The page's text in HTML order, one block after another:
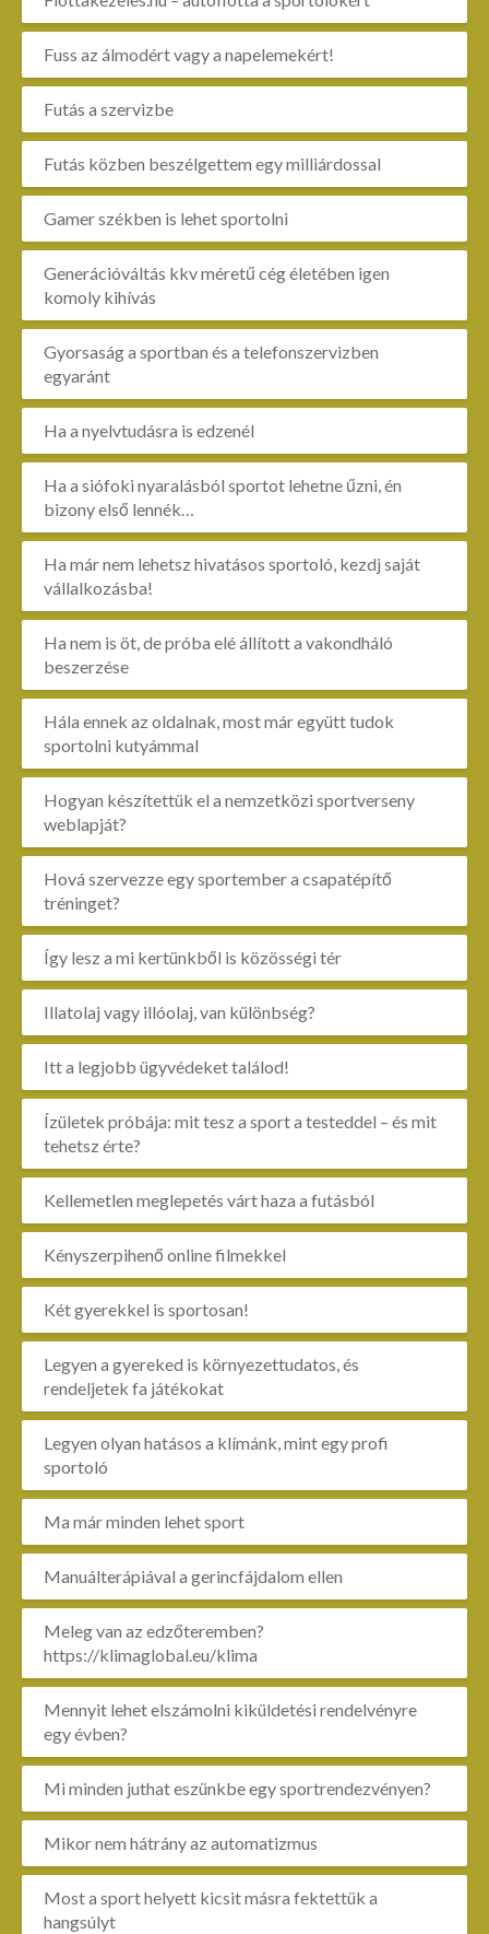
Fuss az álmodért vagy a napelemekért!
Futás a szervizbe
Futás közben beszélgettem egy milliárdossal
Gamer székben is lehet sportolni
Generációváltás kkv méretű cég életében igen
komoly kihívás
Gyorsaság a sportban és a telefonszervizben
egyaránt
Ha a nyelvtudásra is edzenél
Ha a siófoki nyaralásból sportot lehetne űzni, én
bizony első lennék…
Ha már nem lehetsz hivatásos sportoló, kezdj saját
vállalkozásba!
Ha nem is öt, de próba elé állított a vakondháló
beszerzése
Hála ennek az oldalnak, most már együtt tudok
sportolni kutyámmal
Hogyan készítettük el a nemzetközi sportverseny
weblapját?
Hová szervezze egy sportember a csapatépítő
tréninget?
Így lesz a mi kertünkből is közösségi tér
Illatolaj vagy illóolaj, van különbség?
Itt a legjobb ügyvédeket találod!
Ízületek próbája: mit tesz a sport a testeddel – és mit
tehetsz érte?
Kellemetlen meglepetés várt haza a futásból
Kényszerpihenő online filmekkel
Két gyerekkel is sportosan!
Legyen a gyereked is környezettudatos, és
rendeljetek fa játékokat
Legyen olyan hatásos a klímánk, mint egy profi
sportoló
Ma már minden lehet sport
Manuálterápiával a gerincfájdalom ellen
Meleg van az edzőteremben?
https://klimaglobal.eu/klima
Mennyit lehet elszámolni kiküldetési rendelvényre
egy évben?
Mi minden juthat eszünkbe egy sportrendezvényen?
Mikor nem hátrány az automatizmus
Most a sport helyett kicsit másra fektettük a
hangsúlyt